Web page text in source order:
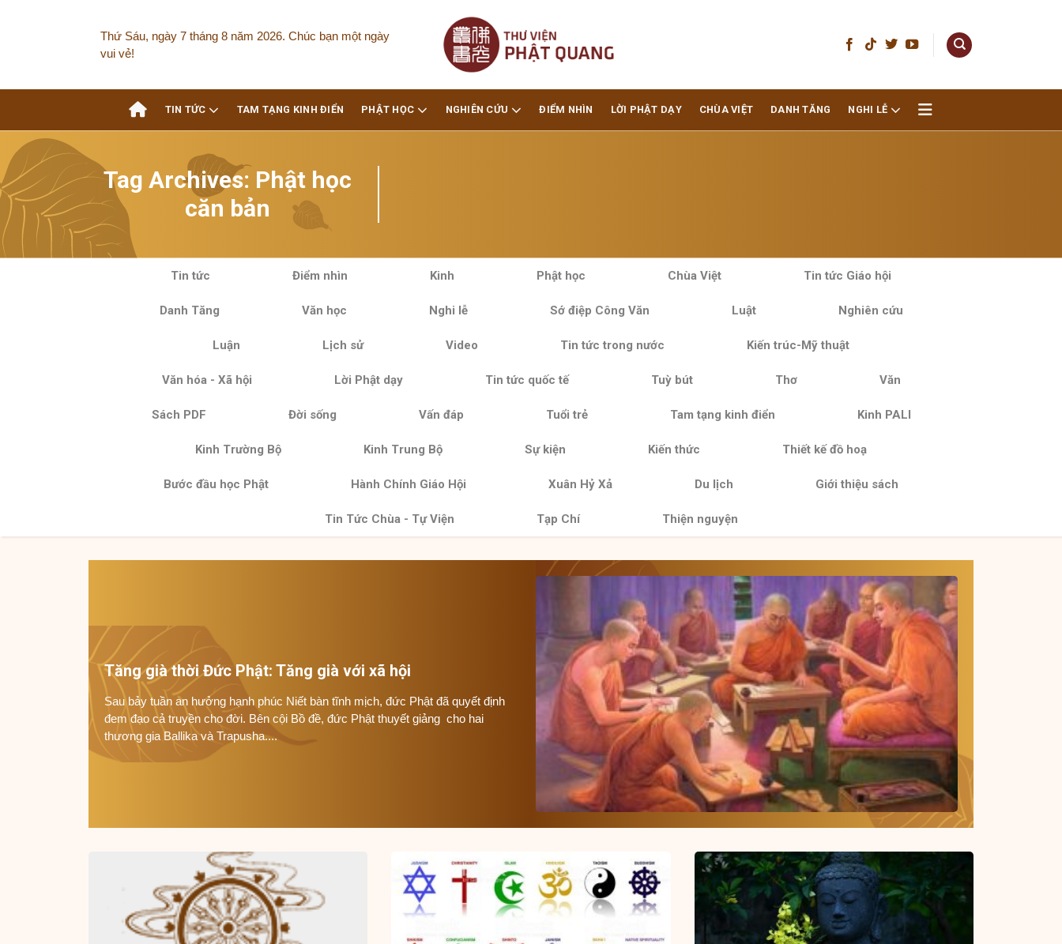
Thứ Sáu, ngày 7 tháng 8 năm 2026. Chúc bạn một ngày
vui vẻ!
TIN TỨC TAM TẠNG KINH ĐIỂN PHẬT HỌC NGHIÊN CỨU ĐIỂM NHÌN LỜI PHẬT DẠY CHÙA VIỆT DANH TĂNG NGHI LỄ
Tag Archives: Phật học
căn bản
Tin tức Điểm nhìn Kinh Phật học Chùa Việt Tin tức Giáo hội
Danh Tăng Văn học Nghi lễ Sớ điệp Công Văn Luật Nghiên cứu
Luận Lịch sử Video Tin tức trong nước Kiến trúc-Mỹ thuật
Văn hóa - Xã hội Lời Phật dạy Tin tức quốc tế Tuỳ bút Thơ Văn
Sách PDF Đời sống Vấn đáp Tuổi trẻ Tam tạng kinh điển Kinh PALI
Kinh Trường Bộ Kinh Trung Bộ Sự kiện Kiến thức Thiết kế đồ hoạ
Bước đầu học Phật Hành Chính Giáo Hội Xuân Hỷ Xả Du lịch Giới thiệu sách
Tin Tức Chùa - Tự Viện Tạp Chí Thiện nguyện
Tăng già thời Đức Phật: Tăng già với xã hội
Sau bảy tuần an hưởng hạnh phúc Niết bàn tĩnh mịch, đức Phật đã quyết định
đem đạo cả truyền cho đời. Bên cội Bồ đề, đức Phật thuyết giảng cho hai
thương gia Ballika và Trapusha....